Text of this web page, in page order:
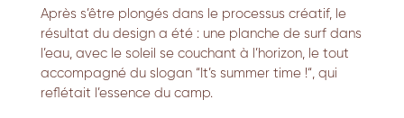
Après s’être plongés dans le processus créatif, le
résultat du design a été :une planche de surf dans
l’eau, avec le soleil se couchant à l’horizon,
le tout
accompagné du slogan “It’s summer time !“, qui
reflétait l’essence du camp.